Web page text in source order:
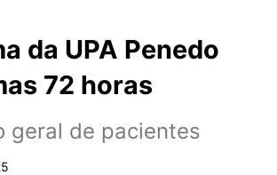
da UPA Penedo
72 horas
geral de pacientes